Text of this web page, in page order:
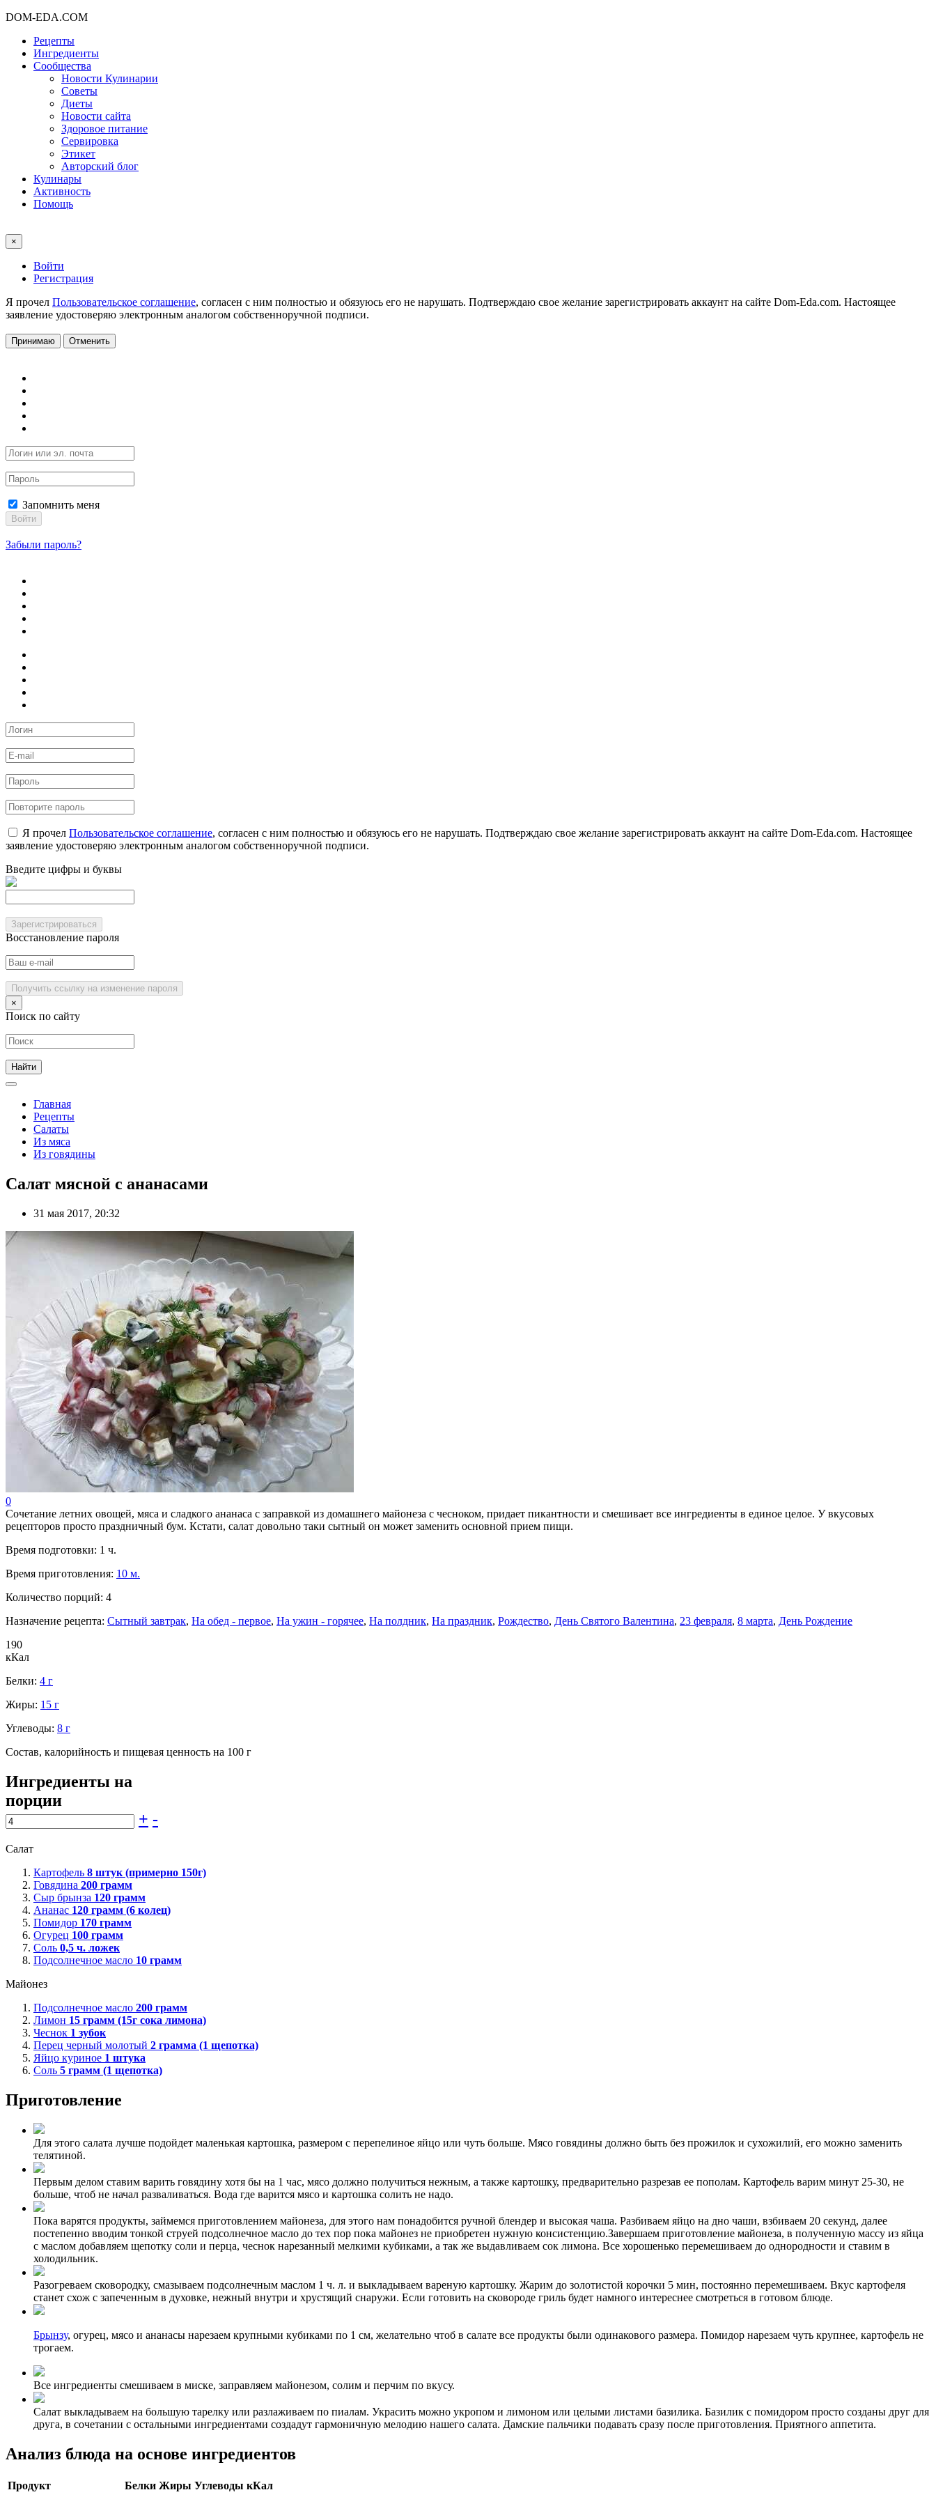
DOM-EDA.COM
Рецепты
Ингредиенты
Сообщества
Новости Кулинарии
Советы
Диеты
Новости сайта
Здоровое питание
Сервировка
Этикет
Авторский блог
Кулинары
Активность
Помощь
×
Войти
Регистрация
Я прочел Пользовательское соглашение, согласен с ним полностью и обязуюсь его не нарушать. Подтверждаю свое желание зарегистрировать аккаунт на сайте Dom-Eda.com. Настоящее
заявление удостоверяю электронным аналогом собственноручной подписи.
Принимаю Отменить
Запомнить меня
Войти
Забыли пароль?
Я прочел Пользовательское соглашение, согласен с ним полностью и обязуюсь его не нарушать. Подтверждаю свое желание зарегистрировать аккаунт на сайте Dom-Eda.com. Настоящее
заявление удостоверяю электронным аналогом собственноручной подписи.
Введите цифры и буквы
Зарегистрироваться
Восстановление пароля
Получить ссылку на изменение пароля
×
Поиск по сайту
Главная
Рецепты
Салаты
Из мяса
Из говядины
Салат мясной с ананасами
31 мая 2017, 20:32
0
Сочетание летних овощей, мяса и сладкого ананаса с заправкой из домашнего майонеза с чесноком, придает пикантности и смешивает все ингредиенты в единое целое. У вкусовых
рецепторов просто праздничный бум. Кстати, салат довольно таки сытный он может заменить основной прием пищи.
Время подготовки: 1 ч.
Время приготовления: 10 м.
Количество порций: 4
Назначение рецепта: Сытный завтрак, На обед - первое, На ужин - горячее, На полдник, На праздник, Рождество, День Святого Валентина, 23 февраля, 8 марта, День Рождение
190
кКал
Белки: 4 г
Жиры: 15 г
Углеводы: 8 г
Состав, калорийность и пищевая ценность на 100 г
Ингредиенты на
порции
+ -
Салат
Картофель 8 штук (примерно 150г)
Говядина 200 грамм
Сыр брынза 120 грамм
Ананас 120 грамм (6 колец)
Помидор 170 грамм
Огурец 100 грамм
Соль 0,5 ч. ложек
Подсолнечное масло 10 грамм
Майонез
Подсолнечное масло 200 грамм
Лимон 15 грамм (15г сока лимона)
Чеснок 1 зубок
Перец черный молотый 2 грамма (1 щепотка)
Яйцо куриное 1 штука
Соль 5 грамм (1 щепотка)
Приготовление
Для этого салата лучше подойдет маленькая картошка, размером с перепелиное яйцо или чуть больше. Мясо говядины должно быть без прожилок и сухожилий, его можно заменить
телятиной.
Первым делом ставим варить говядину хотя бы на 1 час, мясо должно получиться нежным, а также картошку, предварительно разрезав ее пополам. Картофель варим минут 25-30, не
больше, чтоб не начал разваливаться. Вода где варится мясо и картошка солить не надо.
Пока варятся продукты, займемся приготовлением майонеза, для этого нам понадобится ручной блендер и высокая чаша. Разбиваем яйцо на дно чаши, взбиваем 20 секунд, далее
постепенно вводим тонкой струей подсолнечное масло до тех пор пока майонез не приобретен нужную консистенцию.Завершаем приготовление майонеза, в полученную массу из яйца
с маслом добавляем щепотку соли и перца, чеснок нарезанный мелкими кубиками, а так же выдавливаем сок лимона. Все хорошенько перемешиваем до однородности и ставим в
холодильник.
Разогреваем сковородку, смазываем подсолнечным маслом 1 ч. л. и выкладываем вареную картошку. Жарим до золотистой корочки 5 мин, постоянно перемешиваем. Вкус картофеля
станет схож с запеченным в духовке, нежный внутри и хрустящий снаружи. Если готовить на сковороде гриль будет намного интереснее смотреться в готовом блюде.
Брынзу, огурец, мясо и ананасы нарезаем крупными кубиками по 1 см, желательно чтоб в салате все продукты были одинакового размера. Помидор нарезаем чуть крупнее, картофель не
трогаем.
Все ингредиенты смешиваем в миске, заправляем майонезом, солим и перчим по вкусу.
Салат выкладываем на большую тарелку или разлаживаем по пиалам. Украсить можно укропом и лимоном или целыми листами базилика. Базилик с помидором просто созданы друг для
друга, в сочетании с остальными ингредиентами создадут гармоничную мелодию нашего салата. Дамские пальчики подавать сразу после приготовления. Приятного аппетита.
Анализ блюда на основе ингредиентов
Продукт Белки Жиры Углеводы кКал